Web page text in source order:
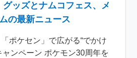
ッズとナムコフェス、メ
の最新ニュース
ポケセン」で広がる“でかけ
ャンペーン ポケモン30周年を